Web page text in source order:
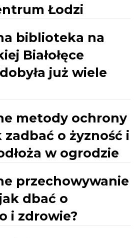
Łodzi
biblioteka na
Białołęce
już wiele
metody ochrony
zadbać o żyzność i
w ogrodzie
przechowywanie
dbać o
i zdrowie?